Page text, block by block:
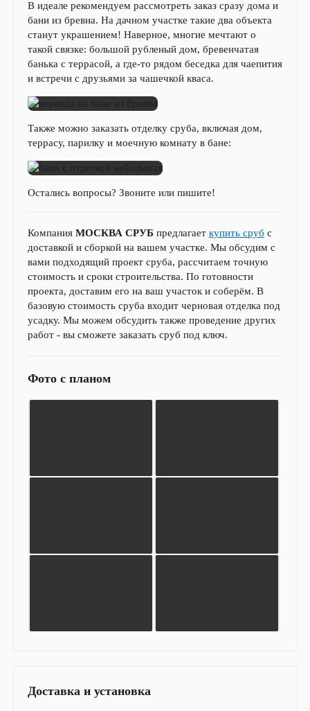
В идеале рекомендуем рассмотреть заказ сразу дома и
бани из бревна. На дачном участке такие два объекта
станут украшением! Наверное, многие мечтают о
такой связке: большой рубленый дом, бревенчатая
банька с террасой, а где-то рядом беседка для чаепития
и встречи с друзьями за чашечкой кваса.
Также можно заказать отделку сруба, включая дом,
террасу, парилку и моечную комнату в бане:
Остались вопросы? Звоните или пишите!
Компания МОСКВА СРУБ предлагает купить сруб с
доставкой и сборкой на вашем участке. Мы обсудим с
вами подходящий проект сруба, рассчитаем точную
стоимость и сроки строительства. По готовности
проекта, доставим его на ваш участок и соберём. В
базовую стоимость сруба входит черновая отделка под
усадку. Мы можем обсудить также проведение других
работ - вы сможете заказать сруб под ключ.
Фото с планом
Доставка и установка